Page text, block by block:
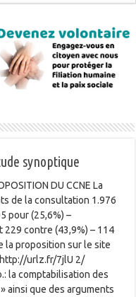
synoptique
DU CCNE La
de la consultation 1.976
pour (25,6%) –
229 contre (43,9%) – 114
la proposition sur le site
http://urlz.fr/7jlU 2/
la comptabilisation des
ainsi que des arguments